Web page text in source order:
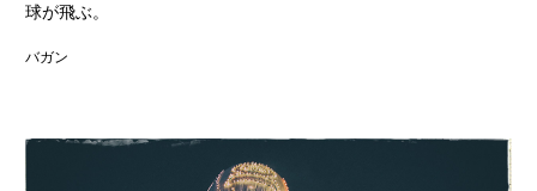
球が飛ぶ。
バガン